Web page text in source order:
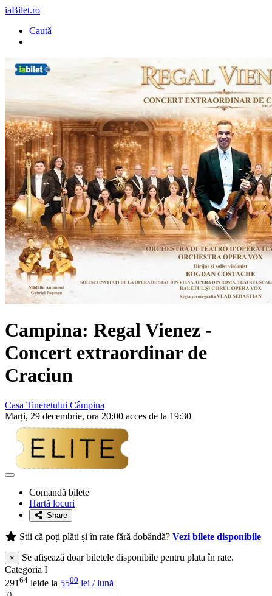
iaBilet.ro
Caută
Campina: Regal Vienez -
Concert extraordinar de
Craciun
Casa Tineretului Câmpina
Marți, 29 decembrie, ora 20:00 acces de la 19:30
Adaugă
favoriteComandă bilete
Hartă locuri
Share
Știi că poți plăti și în rate fără dobândă? Vezi bilete disponibile
×
Se afișează doar biletele disponibile pentru plata în rate.
Categoria I
291 64 leide la 5500 lei / lună